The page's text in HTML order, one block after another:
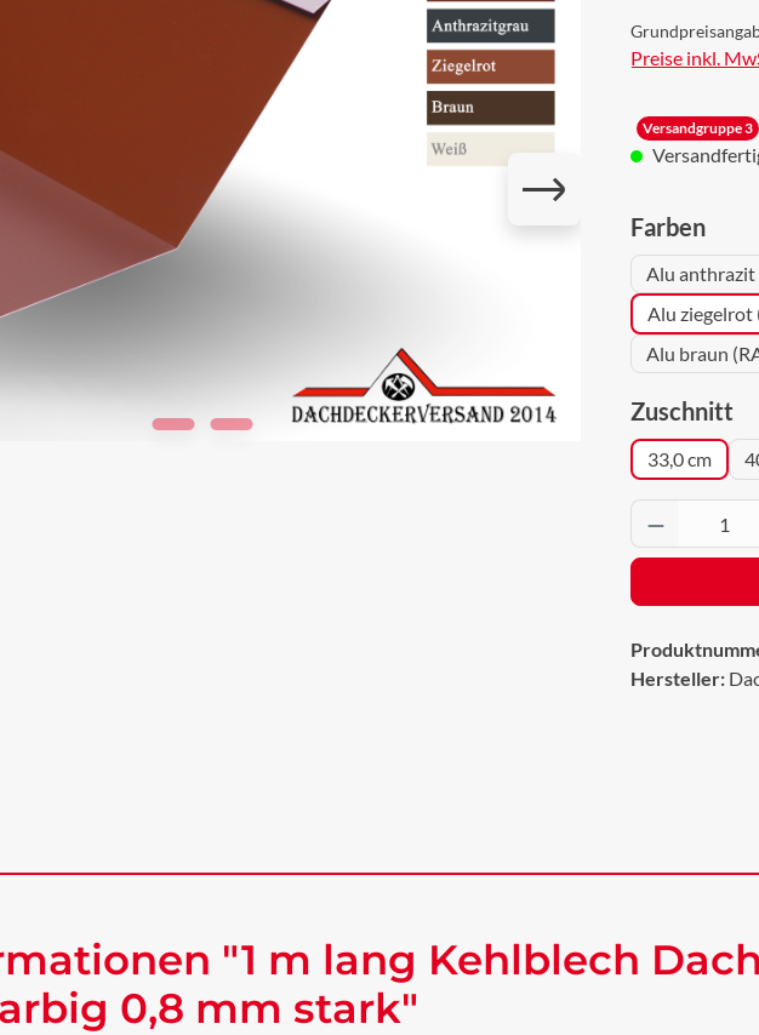
Preise inkl.
Versandgruppe 3
Farben
Alu anthrazit
Alu ziegelrot
Alu braun
Zuschnitt
33,0 cm
Produkt
Hersteller:
"1 m lang Kehlblech
0,8 mm stark"